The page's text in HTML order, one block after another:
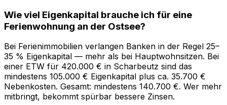
Wie viel Eigenkapital brauche ich für eine
Ferienwohnung an der Ostsee?
Bei Ferienimmobilien verlangen Banken in der Regel 25–
35 % Eigenkapital — mehr als bei Hauptwohnsitzen. Bei
einer ETW für 420.000 € in Scharbeutz sind das
mindestens 105.000 € Eigenkapital plus ca. 35.700 €
Nebenkosten. Gesamt: mindestens 140.700 €. Wer mehr
mitbringt, bekommt spürbar bessere Zinsen.